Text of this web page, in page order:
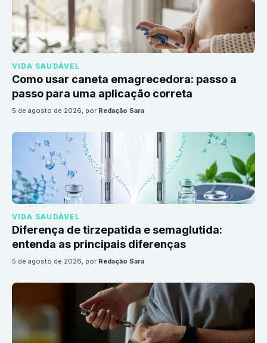
VIDA SAUDÁVEL
Como usar caneta emagrecedora: passo a
passo para uma aplicação correta
5 de agosto de 2026, por Redação Sara
VIDA SAUDÁVEL
Diferença de tirzepatida e semaglutida:
entenda as principais diferenças
5 de agosto de 2026, por Redação Sara